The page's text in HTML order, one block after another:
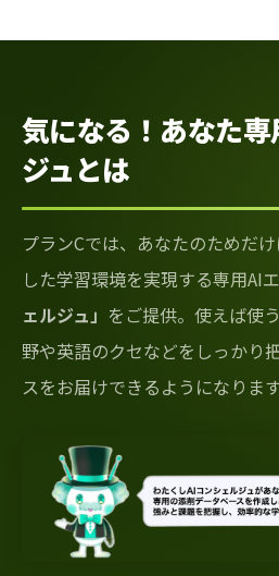
気になる！あなた
ジュとは
プランCでは、あなたのためだ
した学習環境を実現する専用AI
ェルジュ」 をご提供。使えば使
野や英語のクセなどをしっかり
スをお届けできるようになります